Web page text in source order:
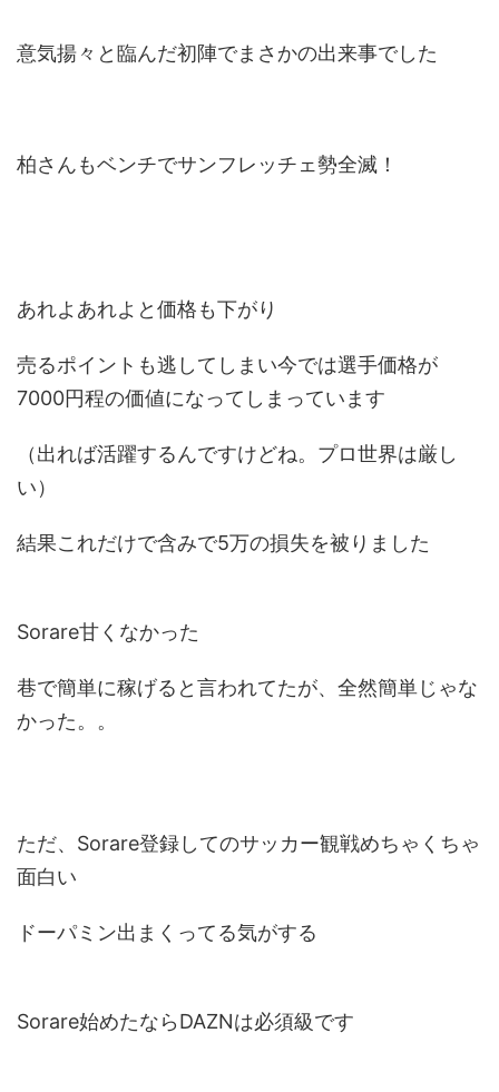
意気揚々と臨んだ初陣でまさかの出来事でした
柏さんもベンチでサンフレッチェ勢全滅！
あれよあれよと価格も下がり
売るポイントも逃してしまい今では選手価格が
7000円程の価値になってしまっています
（出れば活躍するんですけどね。プロ世界は厳し
い）
結果これだけで含みで5万の損失を被りました
Sorare甘くなかった
巷で簡単に稼げると言われてたが、全然簡単じゃな
かった。。
ただ、Sorare登録してのサッカー観戦めちゃくちゃ
面白い
ドーパミン出まくってる気がする
Sorare始めたならDAZNは必須級です